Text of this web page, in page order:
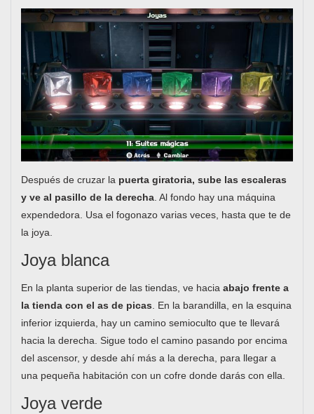
Después de cruzar la puerta giratoria, sube las escaleras
y ve al pasillo de la derecha. Al fondo hay una máquina
expendedora. Usa el fogonazo varias veces, hasta que te de
la joya.
Joya blanca
En la planta superior de las tiendas, ve hacia abajo frente a
la tienda con el as de picas. En la barandilla, en la esquina
inferior izquierda, hay un camino semioculto que te llevará
hacia la derecha. Sigue todo el camino pasando por encima
del ascensor, y desde ahí más a la derecha, para llegar a
una pequeña habitación con un cofre donde darás con ella.
Joya verde